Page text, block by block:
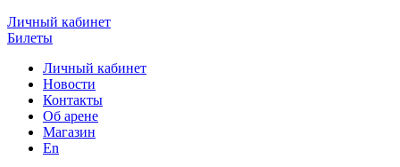
Личный кабинет
Билеты
Личный кабинет
Новости
Контакты
Об арене
Магазин
En